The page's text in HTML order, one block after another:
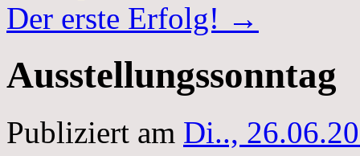
Der erste Erfolg! →
Ausstellungssonntag
Publiziert am Di..,